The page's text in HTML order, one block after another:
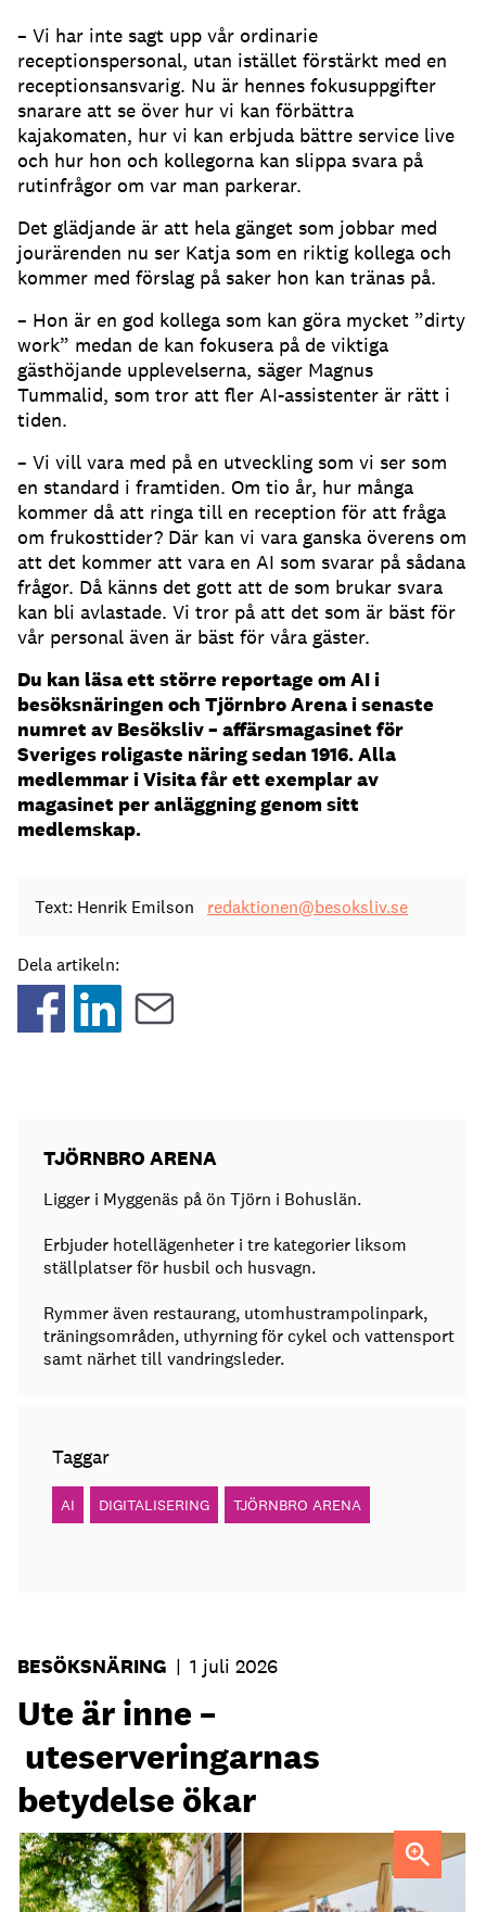
– Vi har inte sagt upp vår ordinarie
receptionspersonal, utan istället förstärkt med en
receptionsansvarig. Nu är hennes fokusuppgifter
snarare att se över hur vi kan förbättra
kajakomaten, hur vi kan erbjuda bättre service live
och hur hon och kollegorna kan slippa svara på
rutinfrågor om var man parkerar.
Det glädjande är att hela gänget som jobbar med
jourärenden nu ser Katja som en riktig kollega och
kommer med förslag på saker hon kan tränas på.
– Hon är en god kollega som kan göra mycket ”dirty
work” medan de kan fokusera på de viktiga
gästhöjande upplevelserna, säger Magnus
Tummalid, som tror att fler AI-assistenter är rätt i
tiden.
– Vi vill vara med på en utveckling som vi ser som
en standard i framtiden. Om tio år, hur många
kommer då att ringa till en reception för att fråga
om frukosttider? Där kan vi vara ganska överens om
att det kommer att vara en AI som svarar på sådana
frågor. Då känns det gott att de som brukar svara
kan bli avlastade. Vi tror på att det som är bäst för
vår personal även är bäst för våra gäster.
Du kan läsa ett större reportage om AI i
besöksnäringen och Tjörnbro Arena i senaste
numret av Besöksliv – affärsmagasinet för
Sveriges roligaste näring sedan 1916. Alla
medlemmar i Visita får ett exemplar av
magasinet per anläggning genom sitt
medlemskap.
Text: Henrik Emilson redaktionen@besoksliv.se
Dela artikeln:
TJÖRNBRO ARENA
Ligger i Myggenäs på ön Tjörn i Bohuslän.
Erbjuder hotellägenheter i tre kategorier liksom
ställplatser för husbil och husvagn.
Rymmer även restaurang, utomhustrampolinpark,
träningsområden, uthyrning för cykel och vattensport
samt närhet till vandringsleder.
Taggar
AI DIGITALISERING TJÖRNBRO ARENA
BESÖKSNÄRING | 1 juli 2026
Ute är inne –
uteserveringarnas
betydelse ökar
Uteservering på Dryck vinbar samt Slussporten.FOTO:
Samuel Unéus